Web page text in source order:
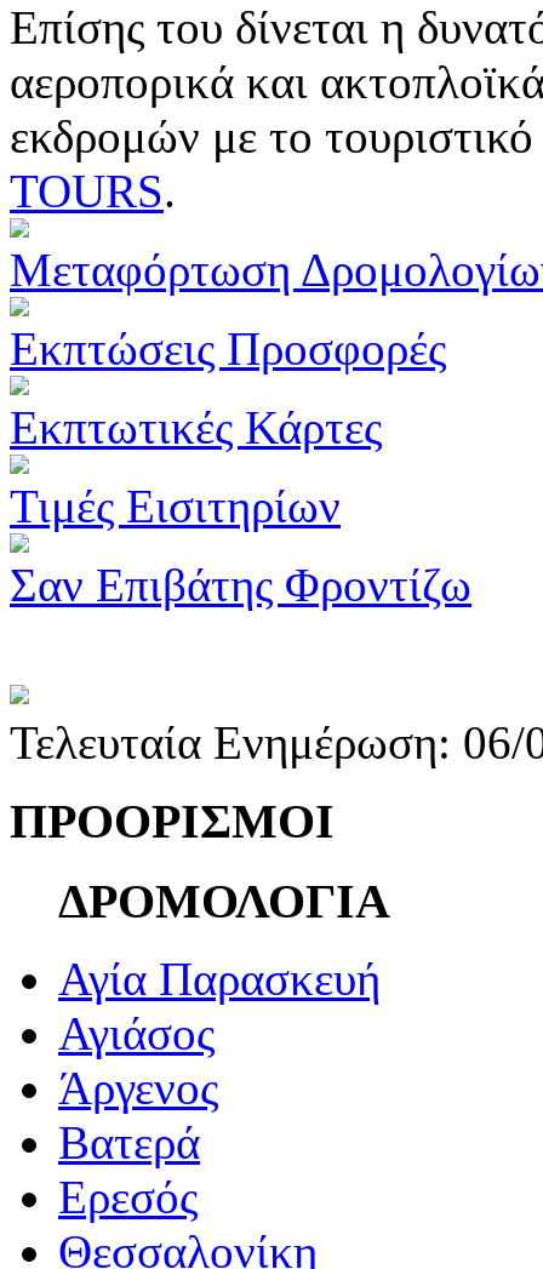
Επίσης του δίνεται η
αεροπορικά και
εκδρομών με το
TOURS.
Μεταφόρτωση
Εκπτώσεις Προσφορές
Εκπτωτικές Κάρτες
Τιμές Εισιτηρίων
Σαν Επιβάτης Φροντίζω
Τελευταία Ενημέρωση:
ΠΡΟΟΡΙΣΜΟΙ
ΔΡΟΜΟΛΟΓΙΑ
Αγία Παρασκευή
Αγιάσος
Άργενος
Βατερά
Ερεσός
Θεσσαλονίκη